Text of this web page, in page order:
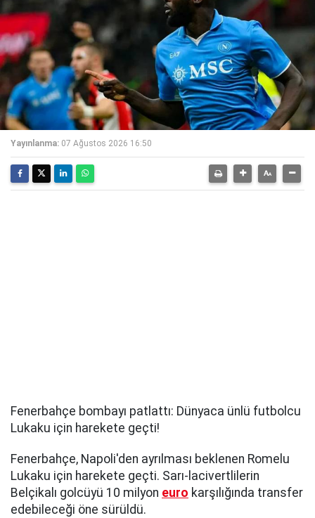
Yayınlanma: 07 Ağustos 2026 16:50
Fenerbahçe bombayı patlattı: Dünyaca ünlü futbolcu
Lukaku için harekete geçti!
Fenerbahçe, Napoli'den ayrılması beklenen Romelu
Lukaku için harekete geçti. Sarı-lacivertlilerin
Belçikalı golcüyü 10 milyon euro karşılığında transfer
edebileceği öne sürüldü.